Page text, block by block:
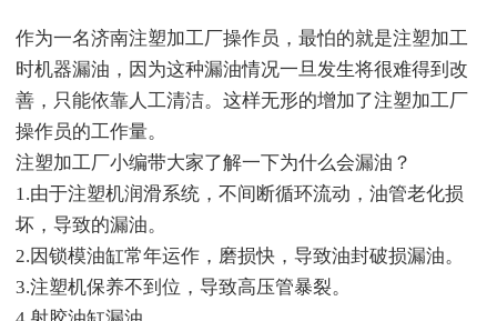
作为一名济南注塑加工厂操作员，最怕的就是注塑加工
时机器漏油，因为这种漏油情况一旦发生将很难得到改
善，只能依靠人工清洁。这样无形的增加了注塑加工厂
操作员的工作量。
注塑加工厂小编带大家了解一下为什么会漏油？
1.由于注塑机润滑系统，不间断循环流动，油管老化损
坏，导致的漏油。
2.因锁模油缸常年运作，磨损快，导致油封破损漏油。
3.注塑机保养不到位，导致高压管暴裂。